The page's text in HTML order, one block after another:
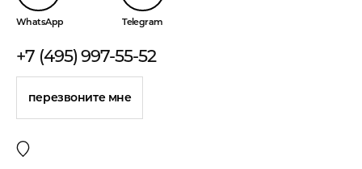
WhatsApp Telegram
+7 (495) 997-55-52
перезвоните мне